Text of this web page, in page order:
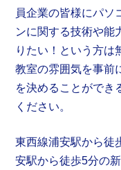
員企業の皆様にパソ
ンに関する技術や能
りたい！という方は
教室の雰囲気を事前
を決めることができ
ください。
東西線浦安駅から徒
安駅から徒歩5分の